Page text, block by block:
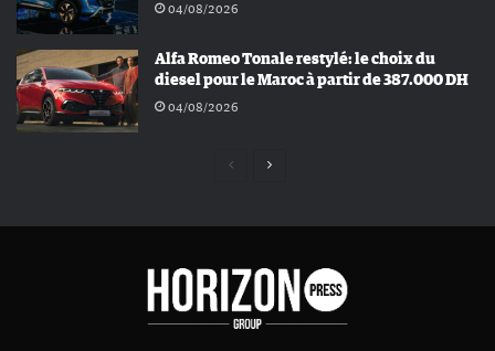
04/08/2026
Alfa Romeo Tonale restylé: le choix du
diesel pour le Maroc à partir de 387.000 DH
04/08/2026
Page
Page